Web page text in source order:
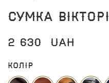
Сумка Вікторі
2 630 UAH
Колір